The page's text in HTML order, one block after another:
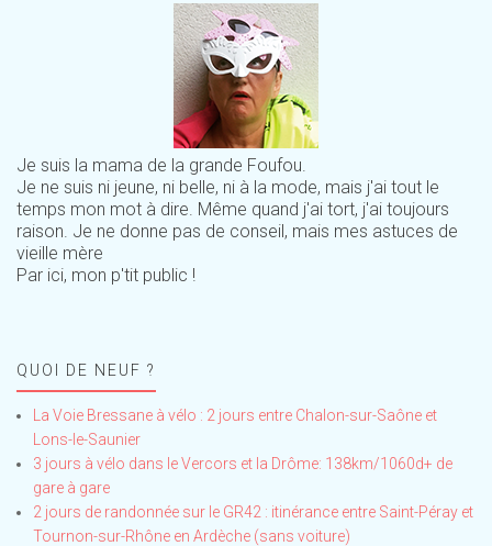
Je suis la mama de la grande Foufou.
Je ne suis ni jeune, ni belle, ni à la mode, mais j'ai tout le
temps mon mot à dire. Même quand j'ai tort, j'ai toujours
raison. Je ne donne pas de conseil, mais mes astuces de
vieille mère
Par ici, mon p'tit public !
QUOI DE NEUF ?
La Voie Bressane à vélo : 2 jours entre Chalon-sur-Saône et
Lons-le-Saunier
3 jours à vélo dans le Vercors et la Drôme: 138km/1060d+ de
gare à gare
2 jours de randonnée sur le GR42 : itinérance entre Saint-Péray et
Tournon-sur-Rhône en Ardèche (sans voiture)